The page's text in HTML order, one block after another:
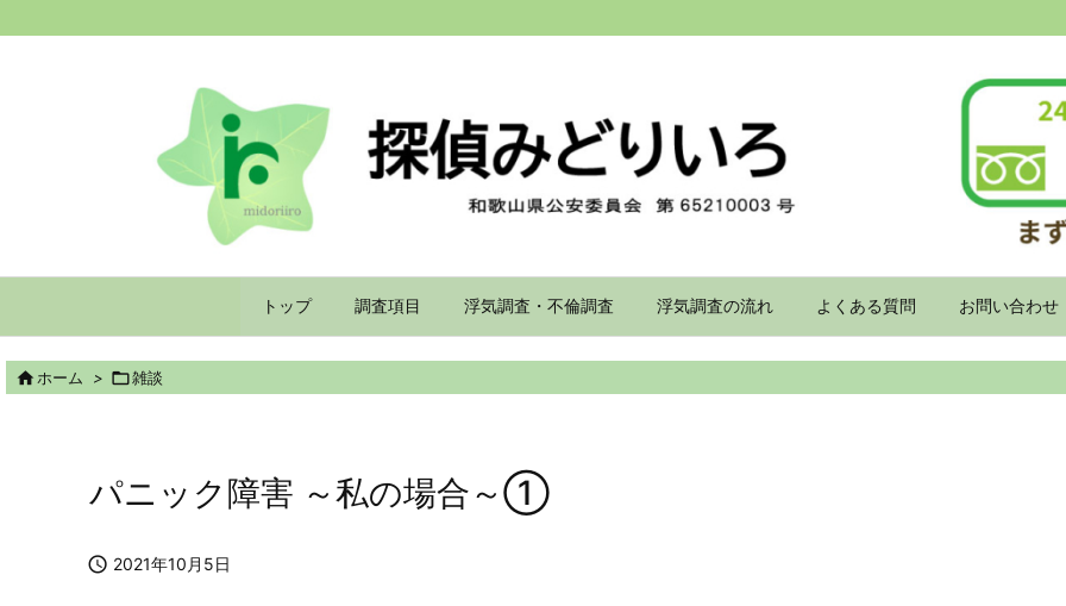
トップ 調査項目 浮気調査・不倫調査 浮気調査の流れ よくある質問 お問い合わせ
 ホーム > 雑談
パニック障害 ～私の場合～①
 2021年10月5日